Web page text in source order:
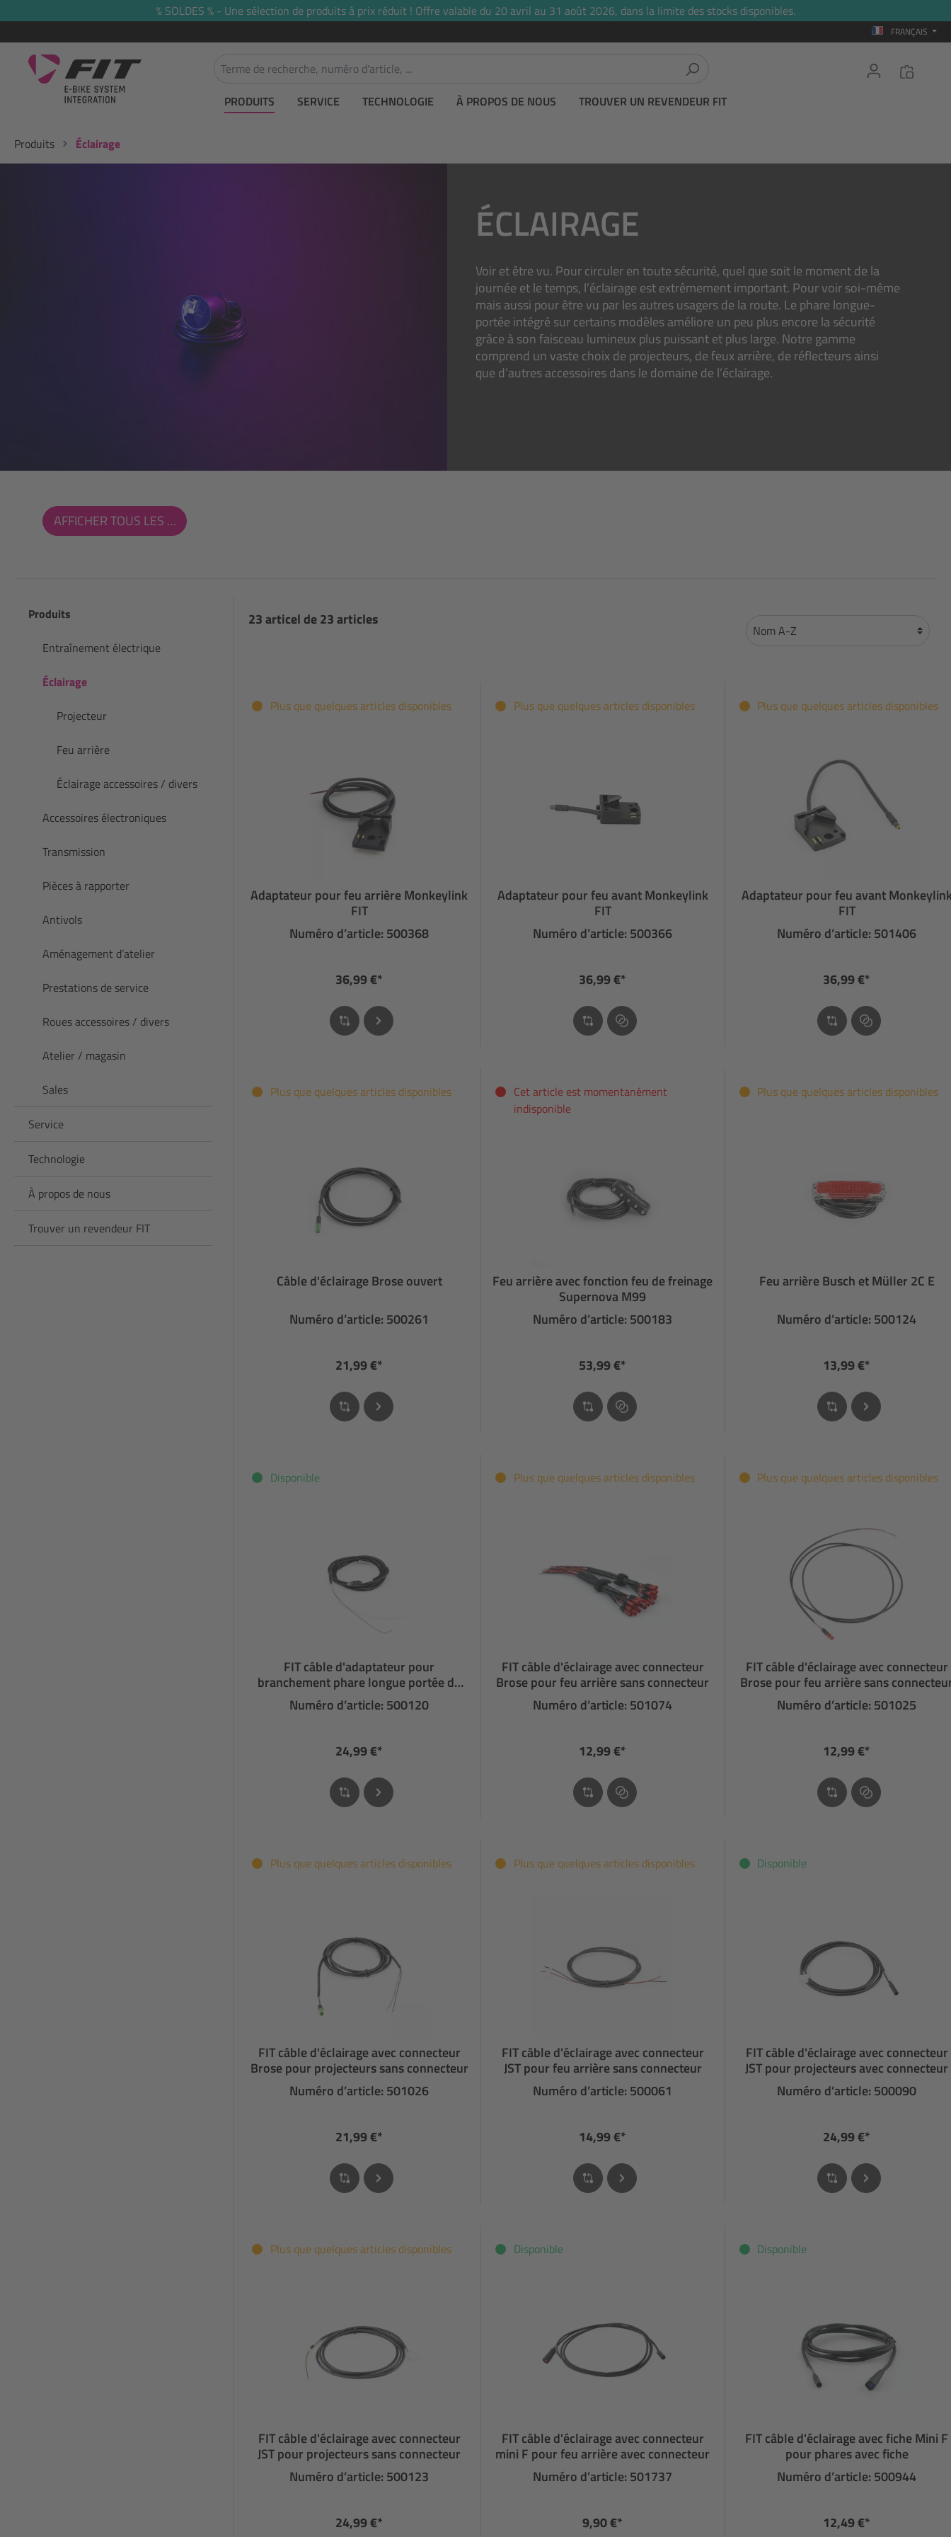
Passer à la navigation principale% SOLDES % - Une sélection de produits à prix réduit ! Offre valable du 20 avril au 31 août 2026, dans la limite des stocks disponibles.
FRANÇAIS
PRODUITS SERVICE TECHNOLOGIE À PROPOS DE NOUS TROUVER UN REVENDEUR FIT
Produits Éclairage
ÉCLAIRAGE
Voir et être vu. Pour circuler en toute sécurité, quel que soit le moment de la
journée et le temps, l’éclairage est extrêmement important. Pour voir soi-même
mais aussi pour être vu par les autres usagers de la route. Le phare longue-
portée intégré sur certains modèles améliore un peu plus encore la sécurité
grâce à son faisceau lumineux plus puissant et plus large. Notre gamme
comprend un vaste choix de projecteurs, de feux arrière, de réflecteurs ainsi
que d’autres accessoires dans le domaine de l’éclairage.
AFFICHER TOUS LES FILTRES
Produits
Entraînement électrique
Éclairage
Projecteur
Feu arrière
Éclairage accessoires / divers
Accessoires électroniques
Transmission
Pièces à rapporter
Antivols
Aménagement d’atelier
Prestations de service
Roues accessoires / divers
Atelier / magasin
Sales
Service
Technologie
À propos de nous
Trouver un revendeur FIT
23 articel de 23 articles
Plus que quelques articles disponibles
Adaptateur pour feu arrière Monkeylink
FIT
Numéro d’article: 500368
36,99 €*
Plus que quelques articles disponibles
Adaptateur pour feu avant Monkeylink
FIT
Numéro d’article: 500366
36,99 €*
Plus que quelques articles disponibles
Adaptateur pour feu avant
FIT
Numéro d’article: 501406
36,99 €*
Plus que quelques articles disponibles
Câble d'éclairage Brose ouvert
Numéro d’article: 500261
21,99 €*
Cet article est momentanément
indisponible
Feu arrière avec fonction feu de freinage
Supernova M99
Numéro d’article: 500183
53,99 €*
Plus que quelques articles disponibles
Feu arrière Busch et Müller 2C E
Numéro d’article: 500124
13,99 €*
Disponible
FIT câble d'adaptateur pour
branchement phare longue portée de
speed node
Numéro d’article: 500120
24,99 €*
Plus que quelques articles disponibles
FIT câble d'éclairage avec connecteur
Brose pour feu arrière sans connecteur
Numéro d’article: 501074
12,99 €*
Plus que quelques articles disponibles
FIT câble d'éclairage avec connecteur
Brose pour feu arrière sans
Numéro d’article: 501025
12,99 €*
Plus que quelques articles disponibles
FIT câble d'éclairage avec connecteur
Brose pour projecteurs sans connecteur
Numéro d’article: 501026
21,99 €*
Plus que quelques articles disponibles
FIT câble d'éclairage avec connecteur
JST pour feu arrière sans connecteur
Numéro d’article: 500061
14,99 €*
Disponible
FIT câble d'éclairage avec connecteur
JST pour projecteurs avec connecteur
Numéro d’article: 500090
24,99 €*
Plus que quelques articles disponibles
FIT câble d'éclairage avec connecteur
JST pour projecteurs sans connecteur
Numéro d’article: 500123
24,99 €*
Disponible
FIT câble d'éclairage avec connecteur
mini F pour feu arrière avec connecteur
Numéro d’article: 501737
9,90 €*
Disponible
FIT câble d'éclairage avec fiche Mini F
pour phares avec fiche
Numéro d’article: 500944
12,49 €*